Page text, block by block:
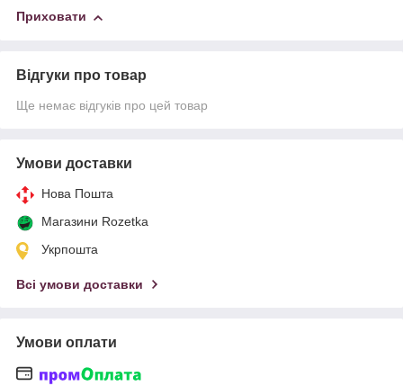
Приховати
Відгуки про товар
Ще немає відгуків про цей товар
Умови доставки
Нова Пошта
Магазини Rozetka
Укрпошта
Всі умови доставки
Умови оплати